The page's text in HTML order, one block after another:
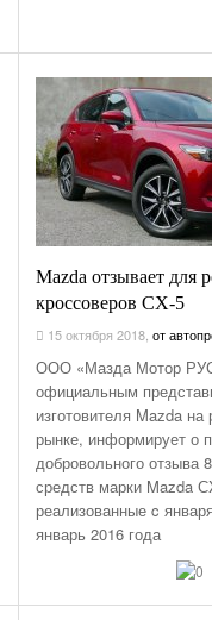
Mazda отзывает для
кроссоверов СX-5
15 октября 2018 ,от
ООО «Мазда Мотор
официальным
изготовителя Mazda на
рынке, информирует о
добровольного отзыва
средств марки Mazda
реализованные c
январь 2016 года